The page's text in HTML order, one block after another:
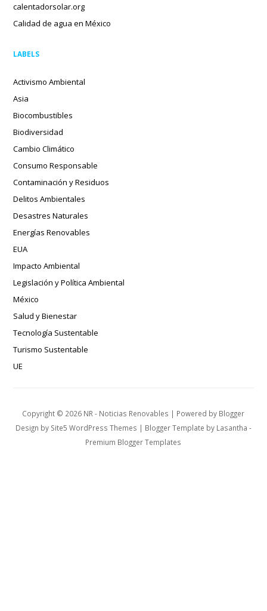
calentadorsolar.org
Calidad de agua en México
LABELS
Activismo Ambiental
Asia
Biocombustibles
Biodiversidad
Cambio Climático
Consumo Responsable
Contaminación y Residuos
Delitos Ambientales
Desastres Naturales
Energías Renovables
EUA
Impacto Ambiental
Legislación y Política Ambiental
México
Salud y Bienestar
Tecnología Sustentable
Turismo Sustentable
UE
Copyright © 2026 NR - Noticias Renovables | Powered by Blogger
Design by Site5 WordPress Themes | Blogger Template by Lasantha -
Premium Blogger Templates